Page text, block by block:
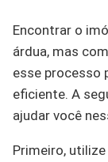
Encontrar o
árdua, mas
esse processo
eficiente. A
ajudar você
Primeiro,